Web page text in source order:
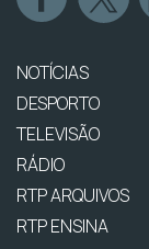
NOTÍCIAS
DESPORTO
TELEVISÃO
RÁDIO
RTP ARQUIVOS
RTP ENSINA